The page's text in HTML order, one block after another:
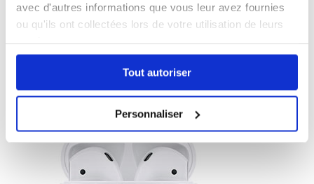
avec d'autres informations que vous leur avez fournies
ou qu'ils ont collectées lors de votre utilisation de leurs
Tout autoriser
Personnaliser
Apple AirPods 2 avec boîtier de charge